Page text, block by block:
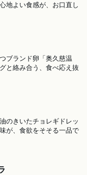
地よい食感が、お口直し
ブランド卵「奥久慈温
と絡み合う、食べ応え抜
のきいたチョレギドレッ
が、食欲をそそる一品で